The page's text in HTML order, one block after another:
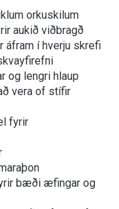
orkuskilum
aukið viðbragð
áfram í hverju skrefi
og lengri hlaup
vera of stífir
fyrir
bæði æfingar og